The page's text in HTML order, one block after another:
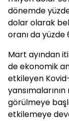
dönemde
dolar olarak
oranı da yüzde
Mart ayından
de ekonomik
etkileyen
görülmeye
etkilemeye